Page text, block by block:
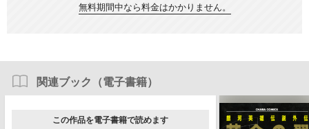
無料期間中なら料金はかかりません。
関連ブック（電子書籍）
この作品を電子書籍で読めます